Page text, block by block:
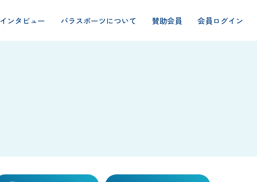
インタビュー パラスポーツについて 賛助会員 会員ログイン